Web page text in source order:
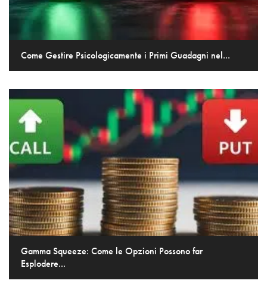
Come Gestire Psicologicamente i Primi Guadagni nel...
Gamma Squeeze: Come le Opzioni Possono far
Esplodere...